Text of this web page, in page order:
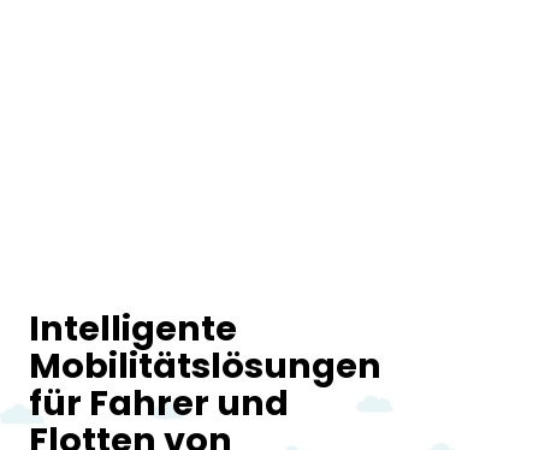
Intelligente
Mobilitätslösungen
für Fahrer und